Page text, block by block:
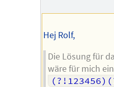
Hej Rolf,
Die Lösung für
wäre für mich